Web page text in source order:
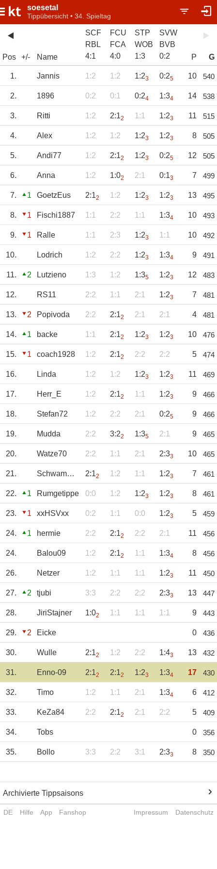
soesetal
Tippübersicht • 34. Spieltag
Pos +/- Name
SCF
RBL
4:1
FCU
FCA
4:0
STP
WOB
1:3
SVW
BVB
0:2 P G
1. Jannis 1:2 1:2 1:23 0:25 10 540
2. 1896 0:2 0:1 0:24 1:34 14 538
3. Ritti 1:2 2:12 1:1 1:23 11 515
4. Alex 1:2 1:2 1:23 1:23 8 505
5. Andi77 1:2 2:12 1:23 0:25 12 505
6. Anna 1:2 1:02 2:1 0:13 7 499
7. 1 GoetzEus 2:12 1:2 1:23 1:23 13 495
8. 1 Fischi1887 1:1 2:2 1:1 1:34 10 493
9. 1 Ralle 1:1 2:3 1:23 1:1 10 492
10. Lodrich 1:2 2:2 1:23 1:34 9 491
11. 2 Lutzieno 1:3 1:2 1:35 1:23 12 483
12. RS11 2:2 1:1 2:1 1:23 7 481
13. 2 Popivoda 2:2 2:12 2:1 2:1 4 481
14. 1 backe 1:1 2:12 1:23 1:23 10 476
15. 1 coach1928 1:2 2:12 2:2 2:2 5 474
16. Linda 1:2 1:2 1:23 1:23 11 469
17. Herr_E 1:2 2:12 1:1 1:23 9 466
18. Stefan72 1:2 2:2 2:1 0:25 9 466
19. Mudda 2:2 3:22 1:35 2:1 9 465
20. Watze70 2:2 1:1 2:1 2:33 10 465
21. Schwammerl1860 2:12 1:2 1:1 1:23 7 461
22. 1 Rumgetippe 0:0 1:2 1:23 1:23 8 461
23. 1 xxHSVxx 0:2 1:1 0:0 1:23 5 459
24. 1 hermie 2:2 2:12 2:2 2:1 11 456
24. Balou09 1:2 2:12 1:1 1:34 8 456
26. Netzer 1:2 1:1 1:1 1:23 11 450
27. 2 tjubi 3:3 2:2 2:2 2:33 13 447
28. JiriStajner 1:02 1:1 1:1 1:1 9 443
29. 2 Eicke 0 436
30. Wulle 2:12 1:2 2:2 1:43 13 432
31. Enno-09 2:12 2:12 1:23 1:34 17 430
32. Timo 1:2 1:1 2:1 1:34 6 412
33. KeZa84 2:2 2:12 2:1 2:2 5 409
34. Tobs 0 356
35. Bollo 3:3 2:2 3:1 2:33 8 350
Archivierte Tippsaisons
DE Hilfe App Fanshop Impressum Datenschutz